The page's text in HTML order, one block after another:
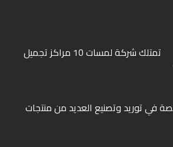
ﺗﻤﺘﻠﻚ ﺷﺮﻛﺔ ﻟﻤﺴﺎت 10 ﻣﺮاﻛﺰ ﺗﺠﻤﻴﻞ
ﻓﻲ ﺗﻮرﻳﺪ وﺗﺼﻨﻴﻊ اﻟﻌﺪﻳﺪ ﻣﻦ ﻣﻨﺘﺠﺎت